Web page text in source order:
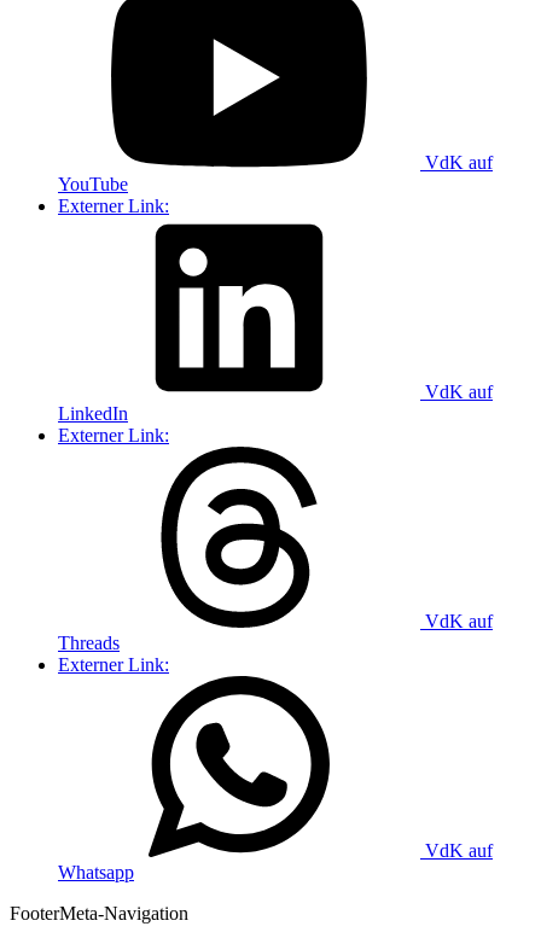
VdK auf
YouTube
Externer Link:
VdK auf
LinkedIn
Externer Link:
VdK auf
Threads
Externer Link:
VdK auf
Whatsapp
FooterMeta-Navigation